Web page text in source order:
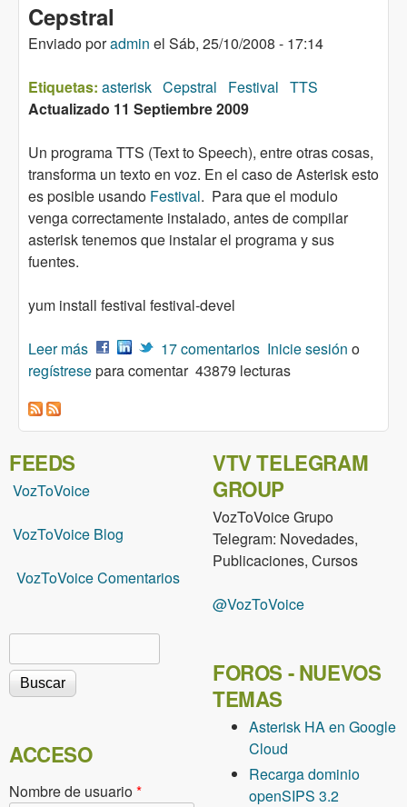
Cepstral
Enviado poradmin el Sáb, 25/10/2008 - 17:14
Etiquetas: asterisk Cepstral Festival TTS
Actualizado 11 Septiembre 2009
Un programa TTS (Text to Speech), entre otras cosas,
transforma un texto en voz. En el caso de Asterisk esto
es posible usando Festival. Para que el modulo
venga correctamente instalado, antes de compilar
asterisk tenemos que instalar el programa y sus
fuentes.
yum install festival festival-devel
Leer más sobre Integracion de un sistema de TTS (Text to
Speech) en Asterisk - Cepstral
17 comentarios Inicie sesión o
regístresepara comentar 43879 lecturas
FEEDS
VozToVoice
VozToVoice Blog
VozToVoice Comentarios
Formulario de búsqueda
ACCESO
Nombre de usuario*
VTV TELEGRAM
GROUP
VozToVoice Grupo
Telegram: Novedades,
Publicaciones, Cursos
@VozToVoice
FOROS - NUEVOS
TEMAS
Asterisk HA en Google
Cloud
Recarga dominio
openSIPS 3.2